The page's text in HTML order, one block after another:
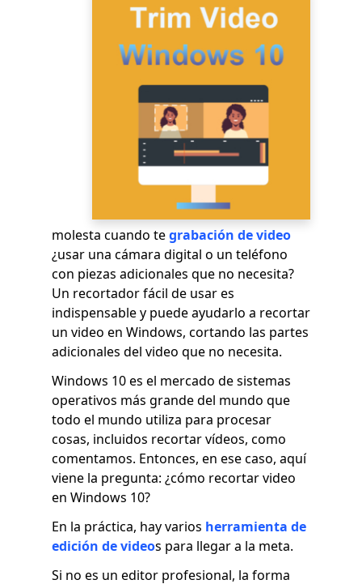
molesta cuando tegrabación de video
¿usar una cámara digital o un teléfono
con piezas adicionales que no necesita?
Un recortador fácil de usar es
indispensable y puede ayudarlo a recortar
un video en Windows, cortando las partes
adicionales del video que no necesita.
Windows 10 es el mercado de sistemas
operativos más grande del mundo que
todo el mundo utiliza para procesar
cosas, incluidos recortar vídeos, como
comentamos. Entonces, en ese caso, aquí
viene la pregunta: ¿cómo recortar video
en Windows 10?
En la práctica, hay varios herramienta de
edición de videos para llegar a la meta.
Si no es un editor profesional, la forma